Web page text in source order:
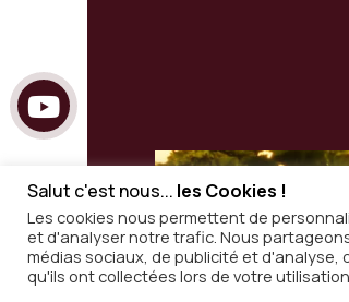
Salut c'est nous... les Cookies !
Les cookies nous permettent de
et d'analyser notre trafic. Nous
médias sociaux, de publicité et d'analyse,
qu'ils ont collectées lors de votre